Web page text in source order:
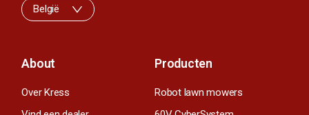
About
Over Kress
Producten
Robot lawn mowers
België